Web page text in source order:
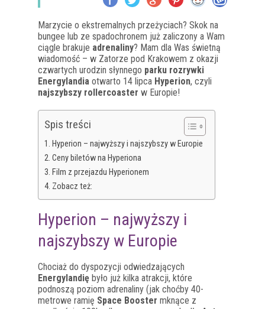
Marzycie o ekstremalnych przeżyciach? Skok na
bungee lub ze spadochronem już zaliczony a Wam
ciągle brakuje adrenaliny? Mam dla Was świetną
wiadomość – w Zatorze pod Krakowem z okazji
czwartych urodzin słynnego parku rozrywki
Energylandia otwarto 14 lipca Hyperion, czyli
najszybszy rollercoaster w Europie!
Spis treści
Hyperion – najwyższy i najszybszy w Europie
Ceny biletów na Hyperiona
Film z przejazdu Hyperionem
Zobacz też:
Hyperion – najwyższy i
najszybszy w Europie
Chociaż do dyspozycji odwiedzających
Energylandię było już kilka atrakcji, które
podnoszą poziom adrenaliny (jak choćby 40-
metrowe ramię Space Booster mknące z